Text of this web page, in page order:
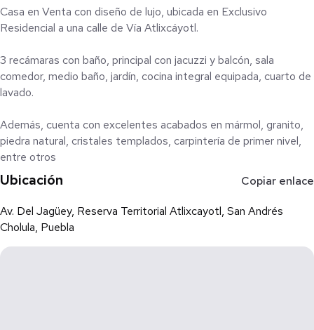
Casa en Venta con diseño de lujo, ubicada en Exclusivo
Residencial a una calle de Vía Atlixcáyotl.
3 recámaras con baño, principal con jacuzzi y balcón, sala
comedor, medio baño, jardín, cocina integral equipada, cuarto de
lavado.
Además, cuenta con excelentes acabados en mármol, granito,
piedra natural, cristales templados, carpintería de primer nivel,
entre otros
Ubicación Copiar enlace
Av. Del Jagüey, Reserva Territorial Atlixcayotl, San Andrés
Cholula, Puebla